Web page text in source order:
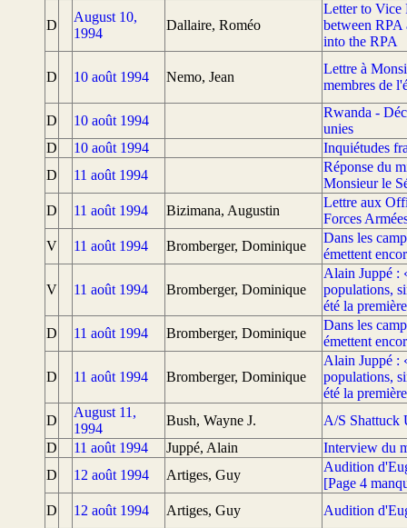
D
August 10,
1994
Dallaire, Roméo
Letter to Vice
between
into the RPA
D 10 août 1994 Nemo, Jean
Lettre à
membres de
D 10 août 1994
Rwanda -
unies
D
10 août 1994
Inquiétudes
D
11 août 1994
Réponse du
Monsieur le
D
11 août 1994 Bizimana, Augustin
Lettre aux
Forces
V
11 août 1994 Bromberger, Dominique
Dans les
émettent
V 11 août 1994 Bromberger, Dominique
Alain Juppé :
populations,
été la
D
11 août 1994 Bromberger, Dominique
Dans les
émettent
D 11 août 1994 Bromberger, Dominique
Alain Juppé :
populations,
été la
D
August 11,
1994
Bush, Wayne J.
A/S Shattuck
D
11 août 1994 Juppé, Alain
Interview du
D
12 août 1994 Artiges, Guy
Audition
[Page 4
D
12 août 1994 Artiges, Guy Audition